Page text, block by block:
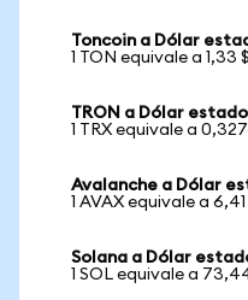
Toncoin a Dólar
1 TON equivale a 1,33 $
TRON a Dólar
1 TRX equivale a
Avalanche a Dólar
1 AVAX equivale a 6,41
Solana a Dólar
1 SOL equivale a